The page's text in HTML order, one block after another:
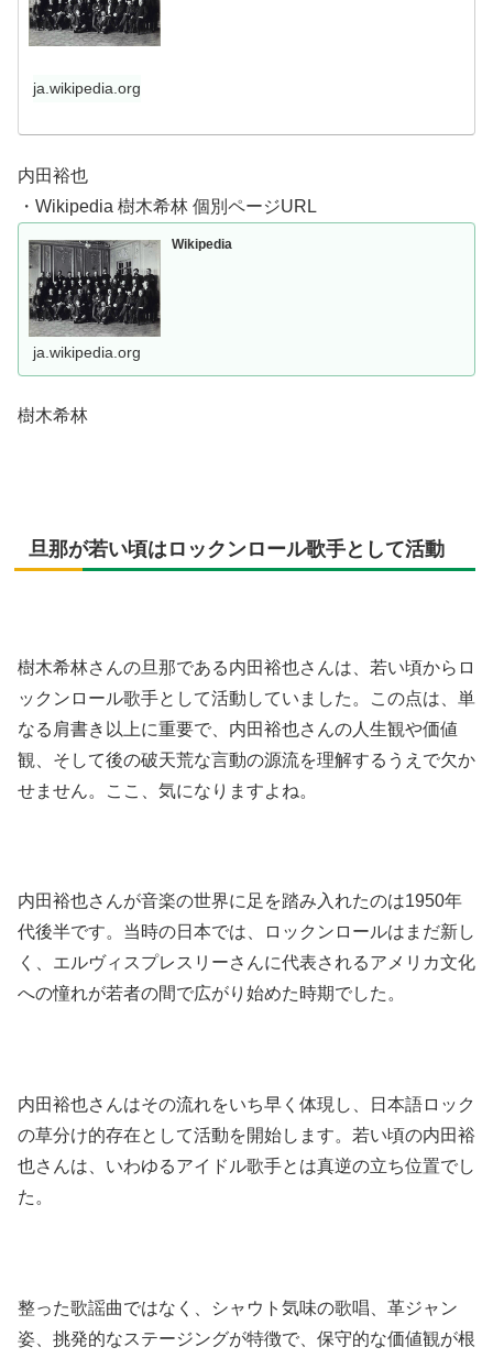
ja.wikipedia.org
内田裕也
・Wikipedia 樹木希林 個別ページURL
Wikipedia
ja.wikipedia.org
樹木希林
旦那が若い頃はロックンロール歌手として活動
樹木希林さんの旦那である内田裕也さんは、若い頃からロ
ックンロール歌手として活動していました。この点は、単
なる肩書き以上に重要で、内田裕也さんの人生観や価値
観、そして後の破天荒な言動の源流を理解するうえで欠か
せません。ここ、気になりますよね。
内田裕也さんが音楽の世界に足を踏み入れたのは1950年
代後半です。当時の日本では、ロックンロールはまだ新し
く、エルヴィスプレスリーさんに代表されるアメリカ文化
への憧れが若者の間で広がり始めた時期でした。
内田裕也さんはその流れをいち早く体現し、日本語ロック
の草分け的存在として活動を開始します。若い頃の内田裕
也さんは、いわゆるアイドル歌手とは真逆の立ち位置でし
た。
整った歌謡曲ではなく、シャウト気味の歌唱、革ジャン
姿、挑発的なステージングが特徴で、保守的な価値観が根